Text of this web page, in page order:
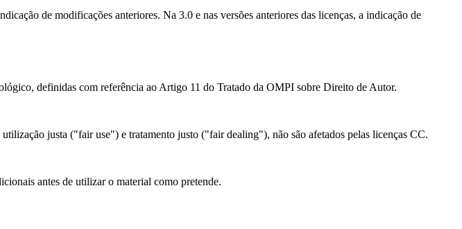
de modificações anteriores. Na 3.0 e nas versões anteriores das licenças, a indicação de
definidas com referência ao Artigo 11 do Tratado da OMPI sobre Direito de Autor.
justa ("fair use") e tratamento justo ("fair dealing"), não são afetados pelas licenças CC.
antes de utilizar o material como pretende.